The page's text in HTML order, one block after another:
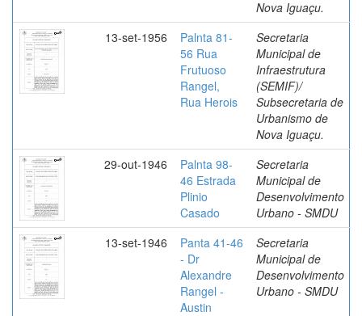
Nova Iguaçu.
13-set-1956
Palnta 81-
56 Rua
Frutuoso
Rangel,
Rua Herois
Secretaria
Municipal de
Infraestrutura
(SEMIF)/
Subsecretaria de
Urbanismo de
Nova Iguaçu.
29-out-1946
Palnta 98-
46 Estrada
Plinio
Casado
Secretaria
Municipal de
Desenvolvimento
Urbano - SMDU
13-set-1946
Panta 41-46
- Dr
Alexandre
Rangel -
Austin
Secretaria
Municipal de
Desenvolvimento
Urbano - SMDU